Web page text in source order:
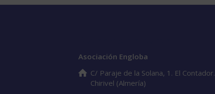
Asociación Engloba
C/ Paraje de la Solana, 1. El Contador.
Chirivel (Almería)